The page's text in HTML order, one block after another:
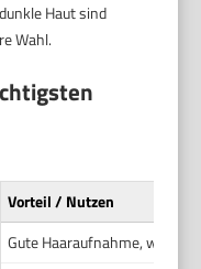
Haut sind
Wahl.
Vorteil / Nutzen
Gute Haaraufnahme,